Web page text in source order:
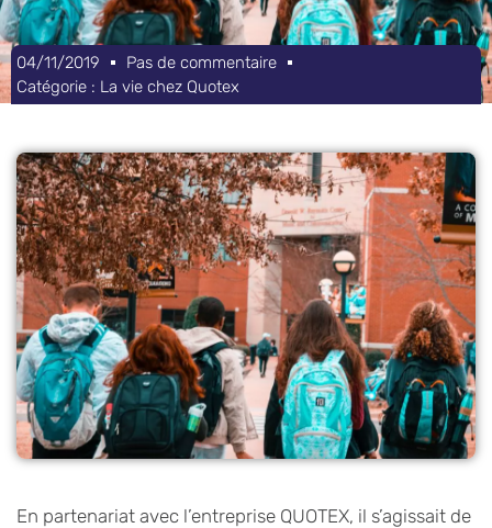
04/11/2019
Pas de commentaire
Catégorie : La vie chez Quotex
En partenariat avec l’entreprise QUOTEX, il s’agissait de